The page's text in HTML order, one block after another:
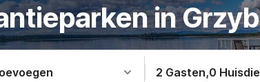
in
2 Gasten,0